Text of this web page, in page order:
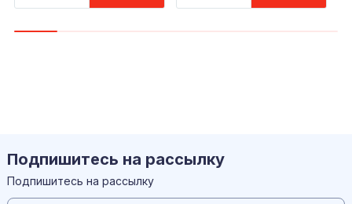
Подпишитесь на рассылку
Подпишитесь на рассылку